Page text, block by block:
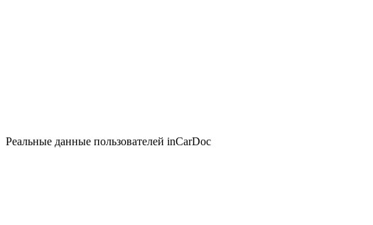
Реальные данные пользователей inCarDoc